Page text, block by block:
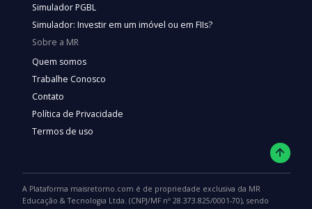
Simulador PGBL
Simulador: Investir em um imóvel ou em FIIs?
Sobre a MR
Quem somos
Trabalhe Conosco
Contato
Política de Privacidade
Termos de uso
A Plataforma maisretorno.com é de propriedade exclusiva da MR
Educação & Tecnologia Ltda. (CNPJ/MF nº 28.373.825/0001-70), sendo